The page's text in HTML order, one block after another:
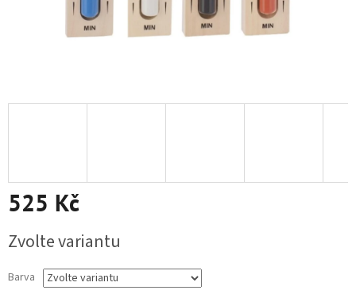
525 Kč
Zvolte variantu
Barva